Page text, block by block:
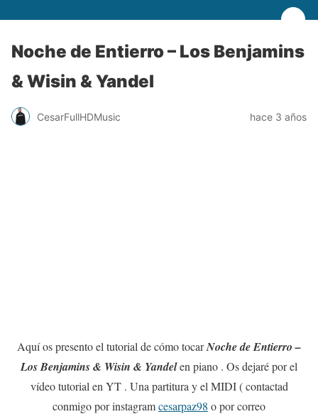
Noche de Entierro – Los Benjamins
& Wisin & Yandel
CesarFullHDMusic hace 3 años
Aquí os presento el tutorial de cómo tocarNoche de Entierro –
Los Benjamins & Wisin & Yandelen piano . Os dejaré por el
vídeo tutorial en YT . Una partitura y el MIDI ( contactad
conmigo por instagramcesarpaz98 o por correo